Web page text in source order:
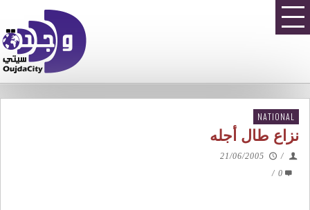
NATIONAL
نزاع طال أجله
/
21/06/2005
0
/